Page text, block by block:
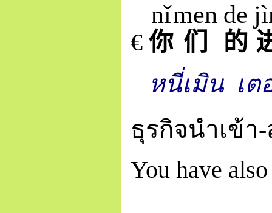
€ 你
nǐ
们
men
的
de
หนี่เมิน เ
ธุรกิจนำเข้า
You have